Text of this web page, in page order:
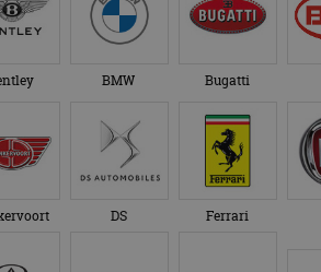
BMW Bugatti
DS Ferrari